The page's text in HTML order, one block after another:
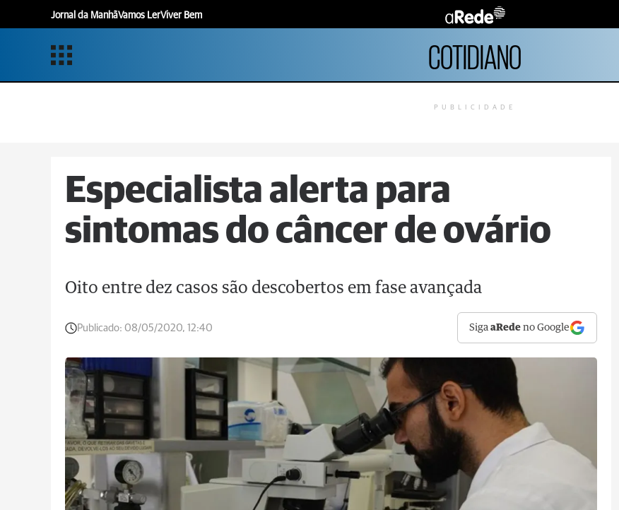
Jornal da ManhãVamos LerViver Bem
COTIDIANO
PUBLICIDADE
Especialista alerta para
sintomas do câncer de ovário
Oito entre dez casos são descobertos em fase avançada
Publicado: 08/05/2020, 12:40 SigaaRede no Google